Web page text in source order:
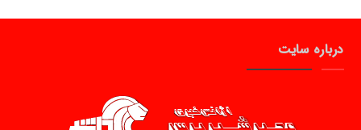
درباره سایت